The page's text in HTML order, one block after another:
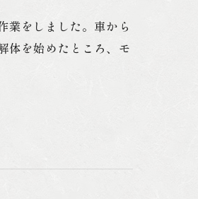
業をしました。車から
体を始めたところ、モ